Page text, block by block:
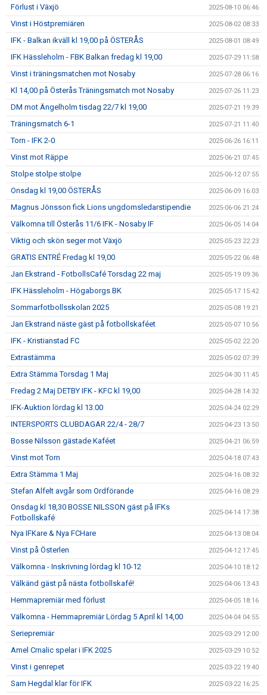
Förlust i Växjö 2025-08-10 06:46
Vinst i Höstpremiären 2025-08-02 08:33
IFK - Balkan ikväll kl 19,00 på ÖSTERÅS 2025-08-01 08:49
IFK Hässleholm - FBK Balkan fredag kl 19,00 2025-07-29 11:58
Vinst i träningsmatchen mot Nosaby 2025-07-28 06:16
Kl 14,00 på Österås Träningsmatch mot Nosaby 2025-07-26 11:23
DM mot Ängelholm tisdag 22/7 kl 19,00 2025-07-21 19:39
Träningsmatch 6-1 2025-07-21 11:40
Torn - IFK 2-0 2025-06-26 16:11
Vinst mot Räppe 2025-06-21 07:45
Stolpe stolpe stolpe 2025-06-12 07:55
Onsdag kl 19,00 ÖSTERÅS 2025-06-09 16:03
Magnus Jönsson fick Lions ungdomsledarstipendie 2025-06-06 21:24
Välkomna till Österås 11/6 IFK - Nosaby IF 2025-06-05 14:04
Viktig och skön seger mot Växjö 2025-05-23 22:23
GRATIS ENTRÉ Fredag kl 19,00 2025-05-22 06:48
Jan Ekstrand - FotbollsCafé Torsdag 22 maj 2025-05-19 09:36
IFK Hässleholm - Högaborgs BK 2025-05-17 15:42
Sommarfotbollsskolan 2025 2025-05-08 19:21
Jan Ekstrand näste gäst på fotbollskaféet 2025-05-07 10:56
IFK - Kristianstad FC 2025-05-02 22:20
Extrastämma 2025-05-02 07:39
Extra Stämma Torsdag 1 Maj 2025-04-30 11:45
Fredag 2 Maj DETBY IFK - KFC kl 19,00 2025-04-28 14:32
IFK-Auktion lördag kl 13.00 2025-04-24 02:29
INTERSPORTS CLUBDAGAR 22/4 - 28/7 2025-04-23 13:50
Bosse Nilsson gästade Kaféet 2025-04-21 06:59
Vinst mot Torn 2025-04-18 07:43
Extra Stämma 1 Maj 2025-04-16 08:32
Stefan Alfelt avgår som Ordförande 2025-04-16 08:29
Onsdag kl 18,30 BOSSE NILSSON gäst på IFKs
Fotbollskafé
2025-04-14 17:38
Nya IFKare & Nya FCHare 2025-04-13 08:04
Vinst på Österlen 2025-04-12 17:45
Välkomna - Inskrivning lördag kl 10-12 2025-04-10 18:12
Välkänd gäst på nästa fotbollskafé! 2025-04-06 13:43
Hemmapremiär med förlust 2025-04-05 18:16
Välkomna - Hemmapremiär Lördag 5 April kl 14,00 2025-04-04 04:55
Seriepremiär 2025-03-29 12:00
Amel Crnalic spelar i IFK 2025 2025-03-29 10:52
Vinst i genrepet 2025-03-22 19:40
Sam Hegdal klar för IFK 2025-03-22 16:25